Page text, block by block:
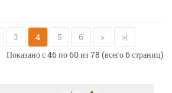
3 4 5 6 >
>|
Показано с 46 по 60 из 78 (всего 6 страниц)